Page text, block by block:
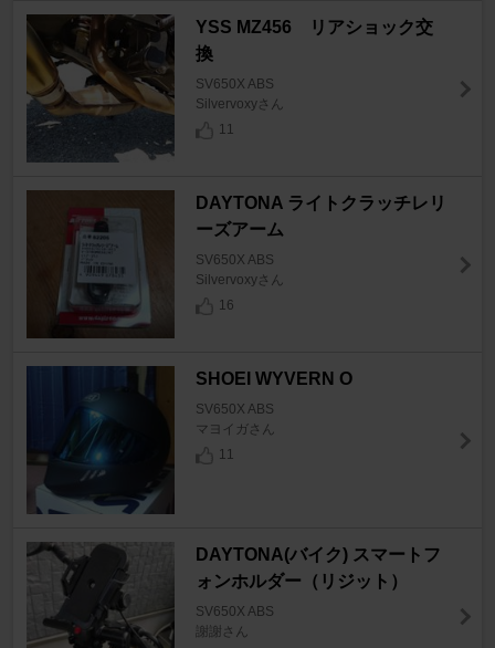
YSS MZ456 リアショック交
換
SV650X ABS
Silvervoxyさん
11
DAYTONA ライトクラッチレリ
ーズアーム
SV650X ABS
Silvervoxyさん
16
SHOEI WYVERN Ο
SV650X ABS
マヨイガさん
11
DAYTONA(バイク) スマートフ
ォンホルダー（リジット）
SV650X ABS
謝謝さん